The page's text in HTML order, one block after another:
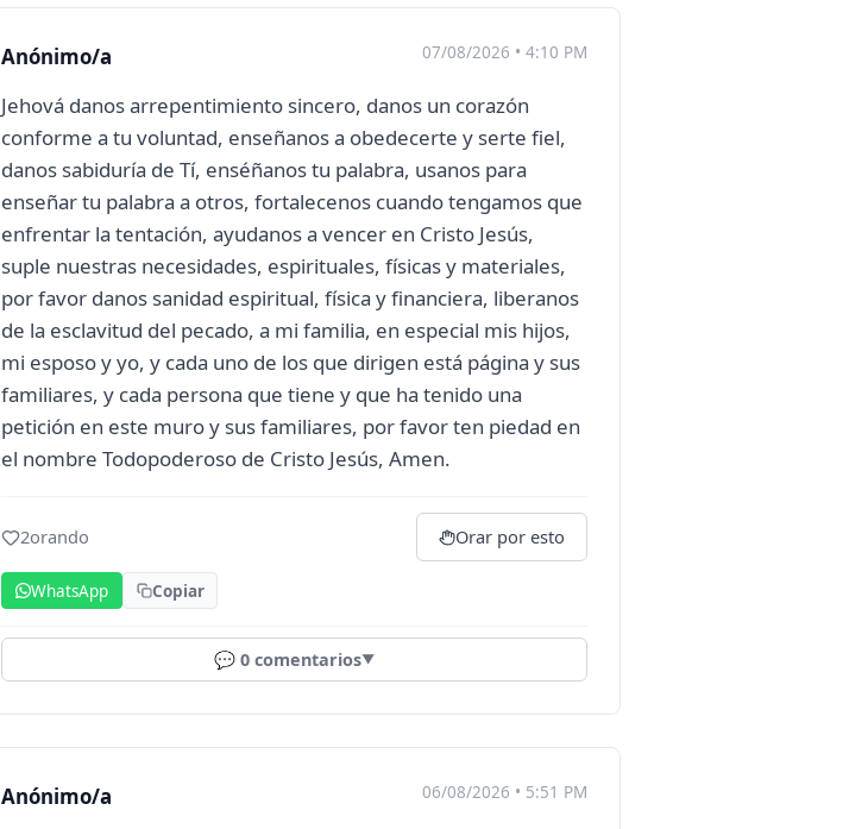
Anónimo/a 07/08/2026 • 4:10 PM
Jehová danos arrepentimiento sincero, danos un corazón
conforme a tu voluntad, enseñanos a obedecerte y serte fiel,
danos sabiduría de Tí, enséñanos tu palabra, usanos para
enseñar tu palabra a otros, fortalecenos cuando tengamos que
enfrentar la tentación, ayudanos a vencer en Cristo Jesús,
suple nuestras necesidades, espirituales, físicas y materiales,
por favor danos sanidad espiritual, física y financiera, liberanos
de la esclavitud del pecado, a mi familia, en especial mis hijos,
mi esposo y yo, y cada uno de los que dirigen está página y sus
familiares, y cada persona que tiene y que ha tenido una
petición en este muro y sus familiares, por favor ten piedad en
el nombre Todopoderoso de Cristo Jesús, Amen.
2orando Orar por esto
WhatsApp Copiar
💬0 comentarios▼
Anónimo/a 06/08/2026 • 5:51 PM